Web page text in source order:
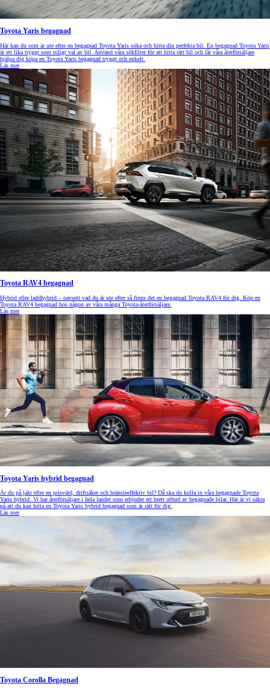
Toyota Yaris begagnad
Här kan du som är ute efter en begagnad Toyota Yaris söka och hitta din perfekta bil. En begagnad Toyota Yaris
är ett lika tryggt som roligt val av bil. Använd våra sökfilter för att hitta rätt bil och låt våra återförsäljare
hjälpa dig köpa en Toyota Yaris begagnad tryggt och enkelt.
Läs mer
Toyota RAV4 begagnad
Hybrid eller laddhybrid – oavsett vad du är ute efter så finns det en begagnad Toyota RAV4 för dig. Köp en
Toyota RAV4 begagnad hos någon av våra många Toyota-återförsäljare.
Läs mer
Toyota Yaris hybrid begagnad
Är du på jakt efter en prisvärd, driftsäker och bränsleeffektiv bil? Då ska du kolla in våra begagnade Toyota
Yaris hybrid. Vi har återförsäljare i hela landet som erbjuder ett brett utbud av begagnade bilar. Här är vi säkra
på att du kan hitta en Toyota Yaris hybrid begagnad som är rätt för dig.
Läs mer
Toyota Corolla Begagnad